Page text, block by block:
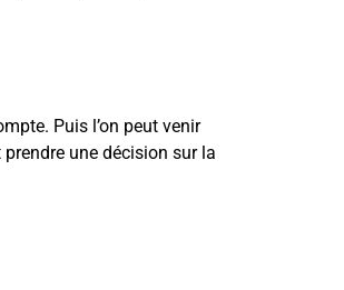
Puis l’on peut venir
une décision sur la